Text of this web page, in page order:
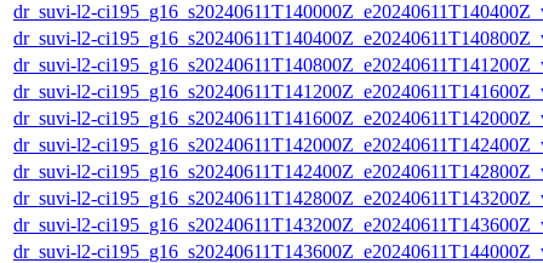
dr_suvi-l2-
dr_suvi-l2-
dr_suvi-l2-
dr_suvi-l2-
dr_suvi-l2-
dr_suvi-l2-
dr_suvi-l2-
dr_suvi-l2-
dr_suvi-l2-
dr_suvi-l2-